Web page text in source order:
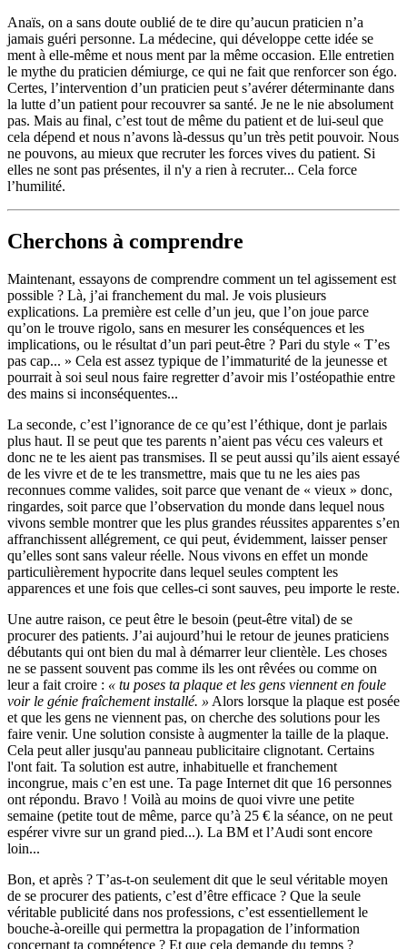
Anaïs, on a sans doute oublié de te dire qu’aucun praticien n’a
jamais guéri personne. La médecine, qui développe cette idée se
ment à elle-même et nous ment par la même occasion. Elle entretien
le mythe du praticien démiurge, ce qui ne fait que renforcer son égo.
Certes, l’intervention d’un praticien peut s’avérer déterminante dans
la lutte d’un patient pour recouvrer sa santé. Je ne le nie absolument
pas. Mais au final, c’est tout de même du patient et de lui-seul que
cela dépend et nous n’avons là-dessus qu’un très petit pouvoir. Nous
ne pouvons, au mieux que recruter les forces vives du patient. Si
elles ne sont pas présentes, il n'y a rien à recruter... Cela force
l’humilité.
Cherchons à comprendre
Maintenant, essayons de comprendre comment un tel agissement est
possible ? Là, j’ai franchement du mal. Je vois plusieurs
explications. La première est celle d’un jeu, que l’on joue parce
qu’on le trouve rigolo, sans en mesurer les conséquences et les
implications, ou le résultat d’un pari peut-être ? Pari du style « T’es
pas cap... » Cela est assez typique de l’immaturité de la jeunesse et
pourrait à soi seul nous faire regretter d’avoir mis l’ostéopathie entre
des mains si inconséquentes...
La seconde, c’est l’ignorance de ce qu’est l’éthique, dont je parlais
plus haut. Il se peut que tes parents n’aient pas vécu ces valeurs et
donc ne te les aient pas transmises. Il se peut aussi qu’ils aient essayé
de les vivre et de te les transmettre, mais que tu ne les aies pas
reconnues comme valides, soit parce que venant de « vieux » donc,
ringardes, soit parce que l’observation du monde dans lequel nous
vivons semble montrer que les plus grandes réussites apparentes s’en
affranchissent allégrement, ce qui peut, évidemment, laisser penser
qu’elles sont sans valeur réelle. Nous vivons en effet un monde
particulièrement hypocrite dans lequel seules comptent les
apparences et une fois que celles-ci sont sauves, peu importe le reste.
Une autre raison, ce peut être le besoin (peut-être vital) de se
procurer des patients. J’ai aujourd’hui le retour de jeunes praticiens
débutants qui ont bien du mal à démarrer leur clientèle. Les choses
ne se passent souvent pas comme ils les ont rêvées ou comme on
leur a fait croire : « tu poses ta plaque et les gens viennent en foule
voir le génie fraîchement installé. » Alors lorsque la plaque est posée
et que les gens ne viennent pas, on cherche des solutions pour les
faire venir. Une solution consiste à augmenter la taille de la plaque.
Cela peut aller jusqu'au panneau publicitaire clignotant. Certains
l'ont fait. Ta solution est autre, inhabituelle et franchement
incongrue, mais c’en est une. Ta page Internet dit que 16 personnes
ont répondu. Bravo ! Voilà au moins de quoi vivre une petite
semaine (petite tout de même, parce qu’à 25 € la séance, on ne peut
espérer vivre sur un grand pied...). La BM et l’Audi sont encore
loin...
Bon, et après ? T’as-t-on seulement dit que le seul véritable moyen
de se procurer des patients, c’est d’être efficace ? Que la seule
véritable publicité dans nos professions, c’est essentiellement le
bouche-à-oreille qui permettra la propagation de l’information
concernant ta compétence ? Et que cela demande du temps ?